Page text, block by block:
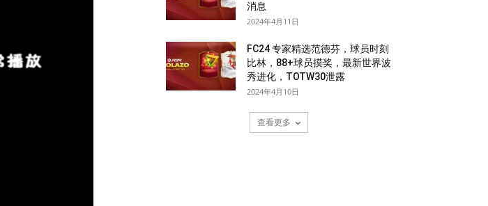
消息
2024年4月11日
FC24 专家精选范德芬，球员时刻
比林，88+球员摸奖，最新世界波
秀进化，TOTW30泄露
2024年4月10日
查看更多